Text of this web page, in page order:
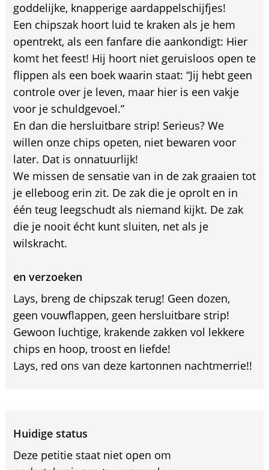
goddelijke, knapperige aardappelschijfjes!
Een chipszak hoort luid te kraken als je hem
opentrekt, als een fanfare die aankondigt: Hier
komt het feest! Hij hoort niet geruisloos open te
flippen als een boek waarin staat: “Jij hebt geen
controle over je leven, maar hier is een vakje
voor je schuldgevoel.”
En dan die hersluitbare strip! Serieus? We
willen onze chips opeten, niet bewaren voor
later. Dat is onnatuurlijk!
We missen de sensatie van in de zak graaien tot
je elleboog erin zit. De zak die je oprolt en in
één teug leegschudt als niemand kijkt. De zak
die je nooit écht kunt sluiten, net als je
wilskracht.
en verzoeken
Lays, breng de chipszak terug! Geen dozen,
geen vouwflappen, geen hersluitbare strip!
Gewoon luchtige, krakende zakken vol lekkere
chips en hoop, troost en liefde!
Lays, red ons van deze kartonnen nachtmerrie!!
Huidige status
Deze petitie staat niet open om